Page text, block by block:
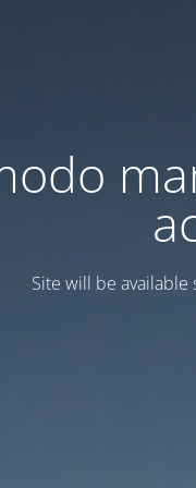
Site will be available